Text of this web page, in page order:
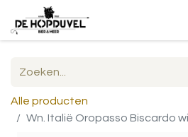
Alle producten
Wn. Italië Oropasso Biscardo